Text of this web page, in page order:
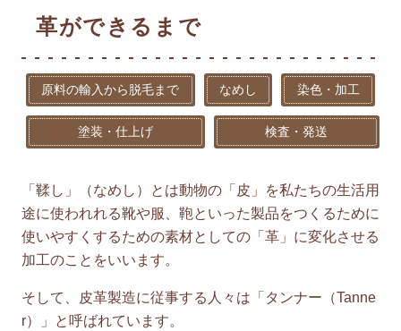
革ができるまで
原料の輸入から脱毛まで なめし 染色・加工
塗装・仕上げ 検査・発送
「鞣し」（なめし）とは動物の「皮」を私たちの生活用
途に使われれる靴や服、鞄といった製品をつくるために
使いやすくするための素材としての「革」に変化させる
加工のことをいいます。
そして、皮革製造に従事する人々は「タンナー（Tanne
r）」と呼ばれています。